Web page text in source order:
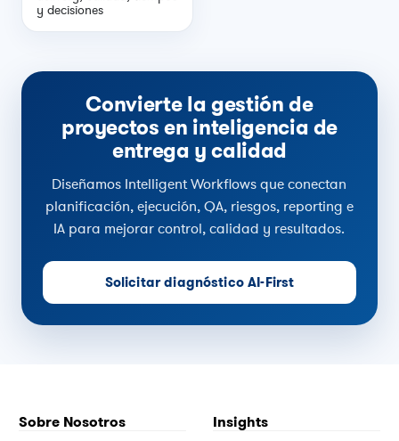
y decisiones
Convierte la gestión de
proyectos en inteligencia de
entrega y calidad
Diseñamos Intelligent Workflows que conectan
planificación, ejecución, QA, riesgos, reporting e
IA para mejorar control, calidad y resultados.
Solicitar diagnóstico AI-First
Sobre Nosotros Insights